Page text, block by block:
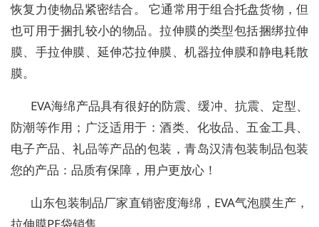
恢复力使物品紧密结合。 它通常用于组合托盘货物，但
也可用于捆扎较小的物品。拉伸膜的类型包括捆绑拉伸
膜、手拉伸膜、延伸芯拉伸膜、机器拉伸膜和静电耗散
膜。
EVA海绵产品具有很好的防震、缓冲、抗震、定型、
防潮等作用；广泛适用于：酒类、化妆品、五金工具、
电子产品、礼品等产品的包装，青岛汉清包装制品包装
您的产品：品质有保障，用户更放心！
山东包装制品厂家直销密度海绵，EVA气泡膜生产，